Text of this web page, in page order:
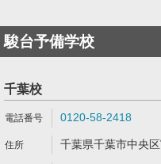
駿台予備学校
千葉校
0120-58-2418
千葉県千葉市中央